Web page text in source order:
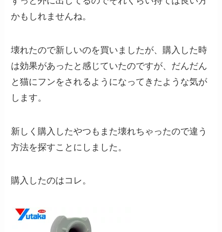
かもしれませんね。
壊れたので新しいのを買いましたが、購入した時
は効果があったと感じていたのですが、だんだん
と猫にフンをされるようになってきたような気が
します。
新しく購入したやつもまた壊れちゃったので違う
方法を探すことにしました。
購入したのはコレ。